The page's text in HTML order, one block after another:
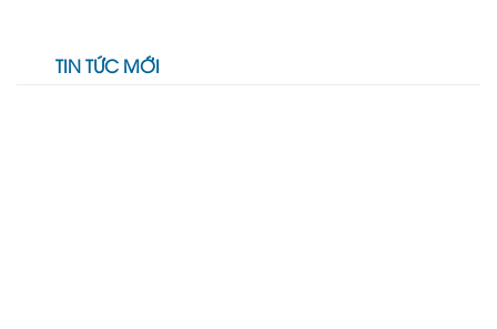
TIN TỨC MỚI